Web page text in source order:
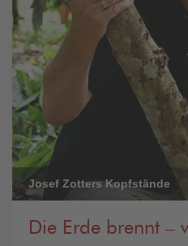
Josef Zotters Kopfstände
Die Erde brennt –